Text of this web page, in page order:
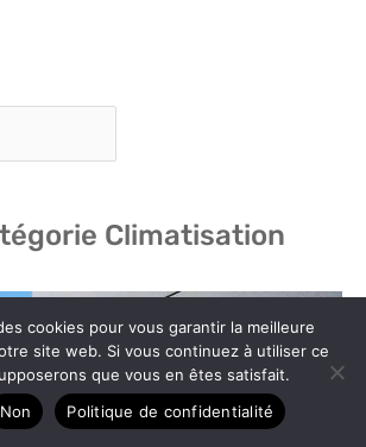
Climatisation
cookies pour vous garantir la meilleure
site web. Si vous continuez à utiliser ce
que vous en êtes satisfait.
Non Politique de confidentialité